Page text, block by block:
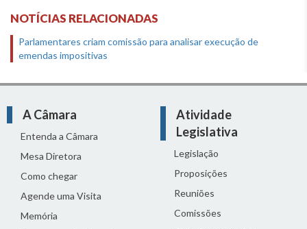
NOTÍCIAS RELACIONADAS
Parlamentares criam comissão para analisar execução de
emendas impositivas
A Câmara
Entenda a Câmara
Mesa Diretora
Como chegar
Agende uma Visita
Memória
Atividade
Legislativa
Legislação
Proposições
Reuniões
Comissões